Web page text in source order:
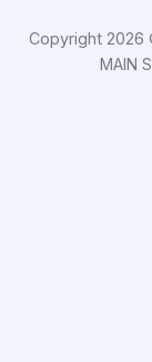
Copyright 2026
MAIN